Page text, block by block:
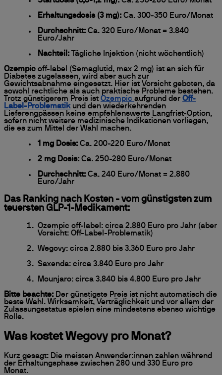
Erhaltungsdosis (3 mg): Ca. 300-350 Euro/Monat
Durchschnitt: Ca. 320 Euro/Monat = 3.840
Euro/Jahr
Nachteil: Tägliche Injektion (nicht wöchentlich)
Ozempic off-label (Semaglutid, max 2 mg) ist an sich für
Diabetes zugelassen, wird aber auch zur
Gewichtsabnahme eingesetzt. Hier ist Vorsicht geboten, da
sowohl rechtliche als auch praktische Probleme bestehen.
Trotz günstigerem Preis ist Ozempic aufgrund der Off-
Label-Problematikund den wiederkehrenden
Lieferengpässen keine empfehlenswerte Langfrist-Option,
sofern nicht weitere medizinische Indikationen vorliegen,
die es zum Mittel der Wahl machen.
1 mg Dosis: Ca. 200-220 Euro/Monat
2 mg Dosis: Ca. 250-280 Euro/Monat
Durchschnitt: Ca. 240 Euro/Monat = 2.880
Euro/Jahr
Das Ranking nach Kosten - vom günstigsten zum
teuersten GLP-1-Medikament:
Ozempic off-label: circa 2.880 Euro pro Jahr (aber
Vorsicht: Off-Label-Problematik)
Wegovy: circa 2.880 bis 3.360 Euro pro Jahr
Saxenda: circa 3.840 Euro pro Jahr
Mounjaro: circa 3.840 bis 4.800 Euro pro Jahr
Bitte beachte: Der günstigste Preis ist nicht automatisch die
beste Wahl. Wirksamkeit, Verträglichkeit und vor allem der
Zulassungsstatus spielen eine mindestens ebenso wichtige
Rolle.
Was kostet Wegovy pro Monat?
Kurz gesagt: Die meisten Anwender:innen zahlen während
der Erhaltungsphase zwischen 280 und 330 Euro pro
Monat.